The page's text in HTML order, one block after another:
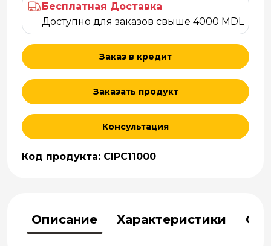
Бесплатная Доставка
Доступно для заказов свыше 4000 MDL
Заказ в кредит
Заказать продукт
Консультация
Код продукта: CIPC11000
Описание Характеристики